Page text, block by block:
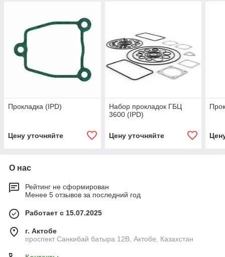
Прокладка (IPD)
Цену уточняйте
Набор прокладок ГБЦ
3600 (IPD)
Цену уточняйте
О нас
Рейтинг не сформирован
Менее 5 отзывов за последний год
Работает с 15.07.2025
г. Актобе
проспект Санкибай батыра 12В, Актобе, Казахстан